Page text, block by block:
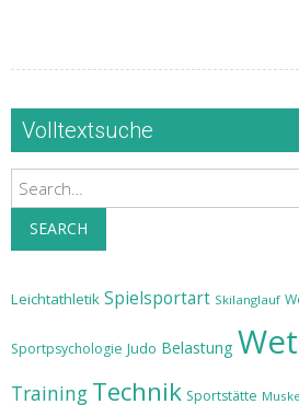
Volltextsuche
Search
SEARCH
Leichtathletik Spielsportart Skilanglauf
Sportpsychologie Judo Belastung
Training Technik Sportstätte